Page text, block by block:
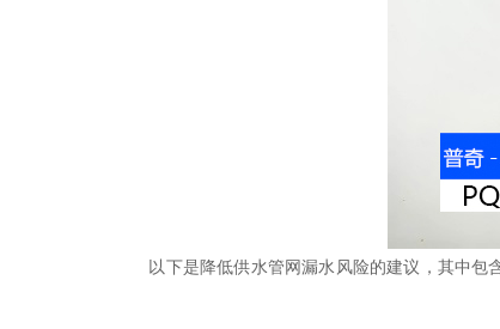
以下是降低供水管网漏水风险的建议，其中包